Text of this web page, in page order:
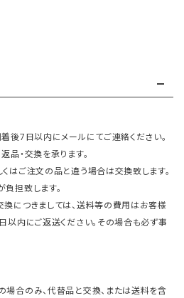
後7日以内にメールにてご連絡ください。
品・交換を承ります。
はご注文の品と違う場合は交換致します。
担致します。
につきましては、送料等の費用はお客様
以内にご返送ください。その場合も必ず事
合のみ、代替品と交換、または送料を含